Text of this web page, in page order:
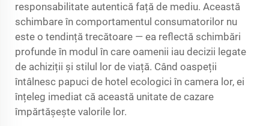
responsabilitate autentică față de mediu. Această
schimbare în comportamentul consumatorilor nu
este o tendință trecătoare — ea reflectă schimbări
profunde în modul în care oamenii iau decizii legate
de achiziții și stilul lor de viață. Când oaspeții
întâlnesc papuci de hotel ecologici în camera lor, ei
înțeleg imediat că această unitate de cazare
împărtășește valorile lor.